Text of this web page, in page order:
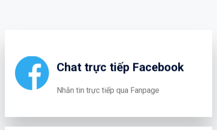
Chat trực tiếp Facebook
Nhắn tin trực tiếp qua Fanpage